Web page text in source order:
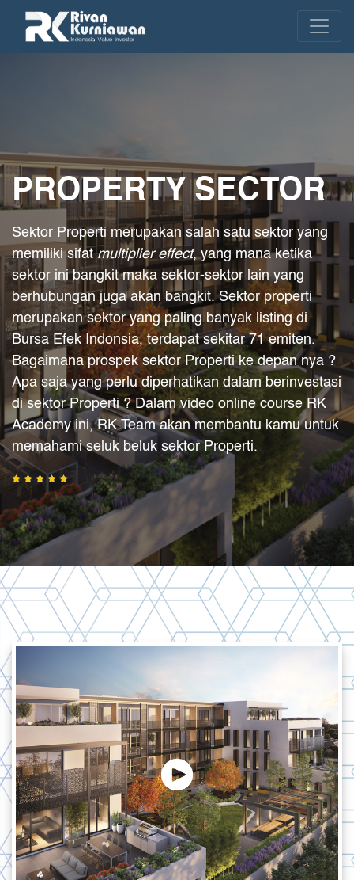
PROPERTY SECTOR
Sektor Properti merupakan salah satu sektor yang
memiliki sifatmultiplier effect, yang mana ketika
sektor ini bangkit maka sektor-sektor lain yang
berhubungan juga akan bangkit. Sektor properti
merupakan sektor yang paling banyak listing di
Bursa Efek Indonsia, terdapat sekitar 71 emiten.
Bagaimana prospek sektor Properti ke depan nya ?
Apa saja yang perlu diperhatikan dalam berinvestasi
di sektor Properti ? Dalam video online course RK
Academy ini, RK Team akan membantu kamu untuk
memahami seluk beluk sektor Properti.